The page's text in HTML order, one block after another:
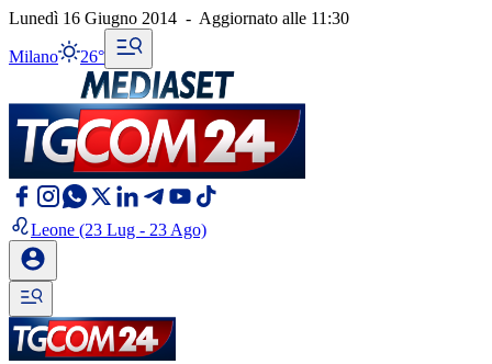
Lunedì 16 Giugno 2014 - Aggiornato alle 11:30
Milano 26°
Leone (23 Lug - 23 Ago)